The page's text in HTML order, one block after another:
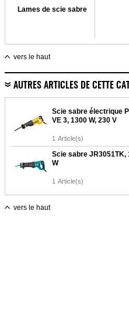
Lames de scie sabre
vers le haut
AUTRES ARTICLES DE CETTE
Scie sabre électrique
VE 3, 1300 W, 230 V
1 Article(s)
Scie sabre JR3051TK,
W
1 Article(s)
vers le haut